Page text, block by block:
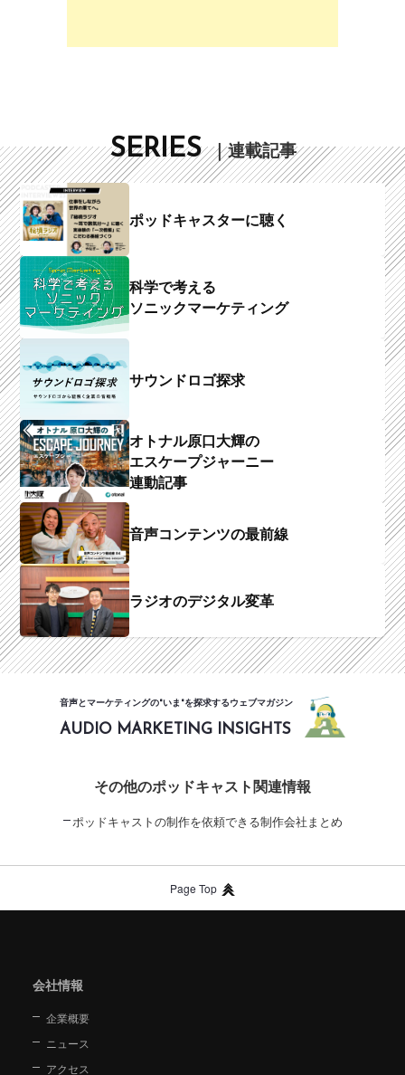
SERIES ｜連載記事
ポッドキャスターに聴く
科学で考える
ソニックマーケティング
サウンドロゴ探求
オトナル原口大輝の
エスケープジャーニー
連動記事
音声コンテンツの最前線
ラジオのデジタル変革
音声とマーケティングの"いま"を探求するウェブマガジン
AUDIO MARKETING INSIGHTS
その他のポッドキャスト関連情報
ポッドキャストの制作を依頼できる制作会社まとめ
Page Top
会社情報
企業概要
ニュース
アクセス